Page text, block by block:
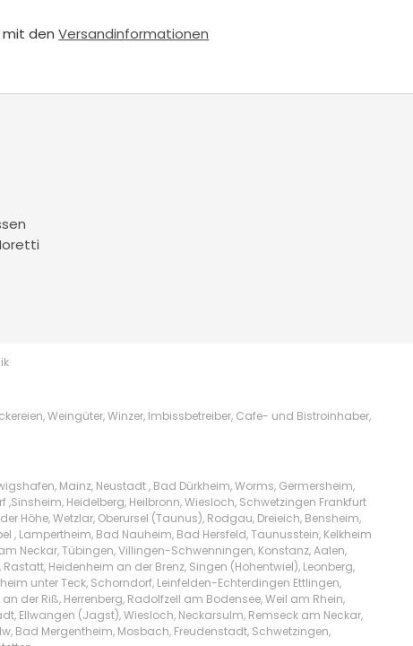
mit denVersandinformationen
Weingüter, Winzer, Imbissbetreiber, Cafe- und Bistroinhaber,
Mainz, Neustadt , Bad Dürkheim, Worms, Germersheim,
Heidelberg, Heilbronn, Wiesloch, Schwetzingen Frankfurt
Höhe, Wetzlar, Oberursel (Taunus), Rodgau, Dreieich, Bensheim,
, Lampertheim, Bad Nauheim, Bad Hersfeld, Taunusstein, Kelkheim
Neckar, Tübingen, Villingen-Schwenningen, Konstanz, Aalen,
Heidenheim an der Brenz, Singen (Hohentwiel), Leonberg,
unter Teck, Schorndorf, Leinfelden-Echterdingen Ettlingen,
der Riß, Herrenberg, Radolfzell am Bodensee, Weil am Rhein,
Ellwangen (Jagst), Wiesloch, Neckarsulm, Remseck am Neckar,
Bad Mergentheim, Mosbach, Freudenstadt, Schwetzingen,